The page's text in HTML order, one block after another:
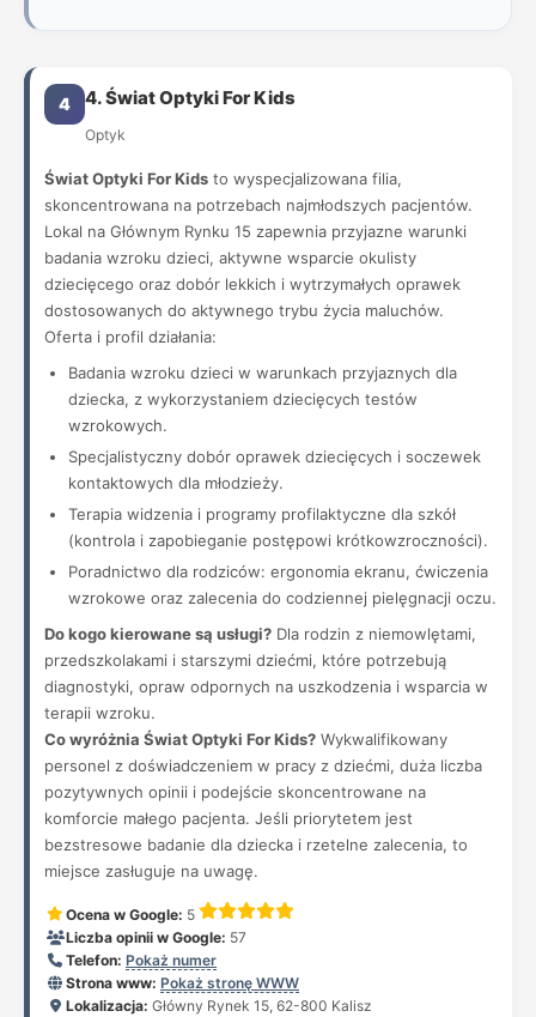
4 4. Świat Optyki For Kids
Optyk
Świat Optyki For Kids to wyspecjalizowana filia,
skoncentrowana na potrzebach najmłodszych pacjentów.
Lokal na Głównym Rynku 15 zapewnia przyjazne warunki
badania wzroku dzieci, aktywne wsparcie okulisty
dziecięcego oraz dobór lekkich i wytrzymałych oprawek
dostosowanych do aktywnego trybu życia maluchów.
Oferta i profil działania:
Badania wzroku dzieci w warunkach przyjaznych dla
dziecka, z wykorzystaniem dziecięcych testów
wzrokowych.
Specjalistyczny dobór oprawek dziecięcych i soczewek
kontaktowych dla młodzieży.
Terapia widzenia i programy profilaktyczne dla szkół
(kontrola i zapobieganie postępowi krótkowzroczności).
Poradnictwo dla rodziców: ergonomia ekranu, ćwiczenia
wzrokowe oraz zalecenia do codziennej pielęgnacji oczu.
Do kogo kierowane są usługi? Dla rodzin z niemowlętami,
przedszkolakami i starszymi dziećmi, które potrzebują
diagnostyki, opraw odpornych na uszkodzenia i wsparcia w
terapii wzroku.
Co wyróżnia Świat Optyki For Kids? Wykwalifikowany
personel z doświadczeniem w pracy z dziećmi, duża liczba
pozytywnych opinii i podejście skoncentrowane na
komforcie małego pacjenta. Jeśli priorytetem jest
bezstresowe badanie dla dziecka i rzetelne zalecenia, to
miejsce zasługuje na uwagę.
Ocena w Google: 5
Liczba opinii w Google: 57
Telefon: Pokaż numer
Strona www: Pokaż stronę WWW
Lokalizacja: Główny Rynek 15, 62-800 Kalisz